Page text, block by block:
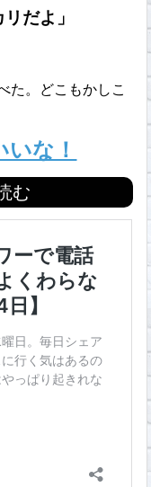
だよ」
た。どこもかしこ
な！
む